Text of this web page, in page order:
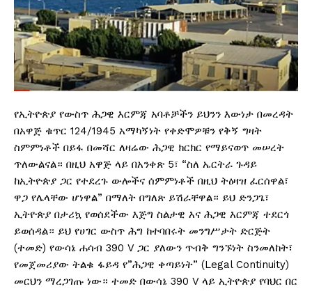
የኢትዮጵያ የውስጥ ሕጋዊ እርምጃ አባቶቻችን ይህንን እውነታ በመረዳት
በአዋጅ ቁጥር 124/1945 አማካኝነት የቀድሞዎቹን የቅኝ ግዛት
ስምምነቶች በይፋ በመሻር ለዛሬው ሕጋዊ ክርክር የማይናወጥ መሠረት
ጥለውልናል። በዚህ አዋጅ ላይ በአንቀጽ 5፣ “ስለ ኤርትራ ጉዳይ
ከኢትዮጵያ ጋር የተደረጉ ውሎችና ሰምምነቶች በዚህ ትዕዛዝ ፈርሰዋል፣
ዋጋ የሌላቸው ሆነዋል” በማለት በግለጽ ይሽራቸዋል። ይህ ድንጋጌ፣
ኢትዮጵያ በታሪኳ የወሰደችው እጅግ ስልታዊ እና ሕጋዊ እርምጃ ተደርጎ
ይወሰዳል። ይህ የሀገር ውስጥ ሕግ ከተባበሩት መንግሥታት ድርጅት
(ተመድ) የውሳኔ ሐሳብ 390 V ጋር ያለውን ጥብቅ ግንኙነት ስንመለከት፣
የመጀመሪያው ትልቁ ፋይዳ የ”ሕጋዊ ቀጣይነት” (Legal Continuity)
መርህን ማረጋገጡ ነው። ተመድ በውሳኔ 390 V ላይ ኢትዮጵያ የባህር በር